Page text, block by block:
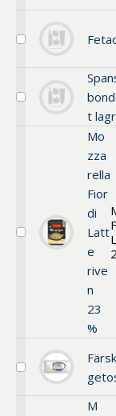
Välj
Välj
bondost
t
Välj
Mo
zza
rella
Fior
di
Latt
e
rive
n
23
%
Välj
getost
Färsk
M